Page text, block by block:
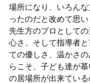
場所になり、いろん
ったのだと改めて思
先生方のプロとして
心さ、そして指導者
ての優しさ、温かさ
らこそ、子ども達が
の居場所が出来てい